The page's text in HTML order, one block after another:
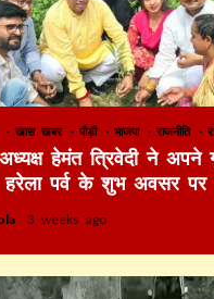
खास खबर पौड़ी भाजपा राजनीति
हेमंत त्रिवेदी ने अपने
पर्व के शुभ अवसर पर
3 weeks ago